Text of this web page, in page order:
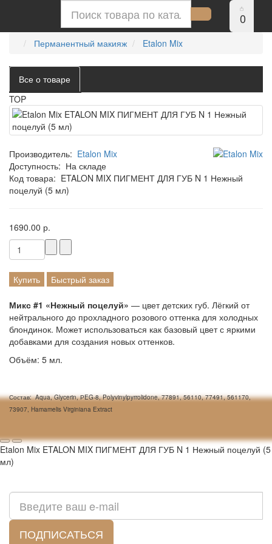
0
Перманентный макияж Etalon Mix
Все о товаре
TOP
Производитель: Etalon Mix
Доступность: На складе
Код товара: ETALON MIX ПИГМЕНТ ДЛЯ ГУБ N 1 Нежный
поцелуй (5 мл)
1690.00 р.
Купить Быстрый заказ
Микс #1 «Нежный поцелуй» — цвет детских губ. Лёгкий от
нейтрального до прохладного розового оттенка для холодных
блондинок. Может использоваться как базовый цвет с яркими
добавками для создания новых оттенков.
Объём: 5 мл.
Состав:Aqua, Glycerin, РEG-8, Polyvinylpyrrolidone, 77891, 56110, 77491, 561170,
73907, Hamamelis Virginiana Extract
Etalon Mix ETALON MIX ПИГМЕНТ ДЛЯ ГУБ N 1 Нежный поцелуй (5
мл)
ПОДПИСАТЬСЯ